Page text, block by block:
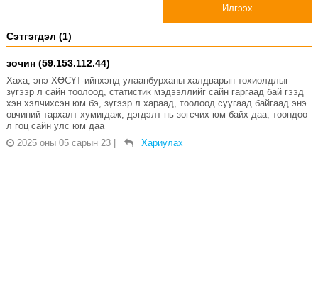
Илгээх
Сэтгэгдэл (1)
зочин (59.153.112.44)
Хаха, энэ ХӨСҮТ-ийнхэнд улаанбурханы халдварын тохиолдлыг
зүгээр л сайн тоолоод, статистик мэдээллийг сайн гаргаад бай гээд
хэн хэлчихсэн юм бэ, зүгээр л хараад, тоолоод суугаад байгаад энэ
өвчиний тархалт хумигдаж, дэгдэлт нь зогсчих юм байх даа, тоондоо
л гоц сайн улс юм даа
2025 оны 05 сарын 23
Хариулах